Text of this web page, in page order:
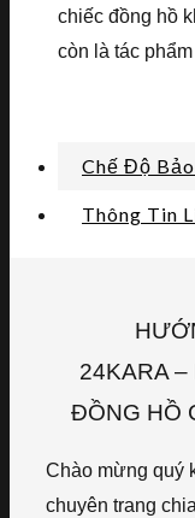
chiếc đồng hồ
còn là tác
Chế Độ
Thông Tin
24KARA –
ĐỒNG HỒ
Chào mừng quý
chuyên trang